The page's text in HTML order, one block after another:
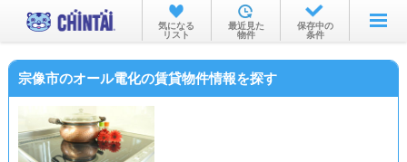
お部屋を探す
沿線・駅から
気になる
リスト
最近見た
物件
保存中の
条件
宗像市のオール電化の賃貸物件情報を探す